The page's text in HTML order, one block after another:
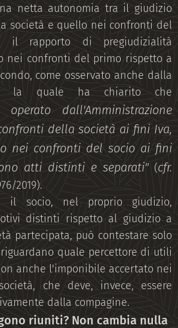
netta autonomia tra il giudizio
società e quello nei confronti del
il rapporto di pregiudizialità
nei confronti del primo rispetto a
come osservato anche dalla
la quale ha chiarito che
operato dall'Amministrazione
della società ai fini Iva,
nei confronti del socio ai fini
atti distinti e separati" (cfr.
2019).
il socio, nel proprio giudizio,
distinti rispetto al giudizio a
partecipata, può contestare solo
quale percettore di utili
anche l'imponibile accertato nei
che deve, invece, essere
dalla compagine.
riuniti? Non cambia nulla